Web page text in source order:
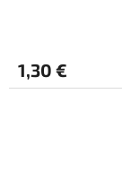
1,30 €